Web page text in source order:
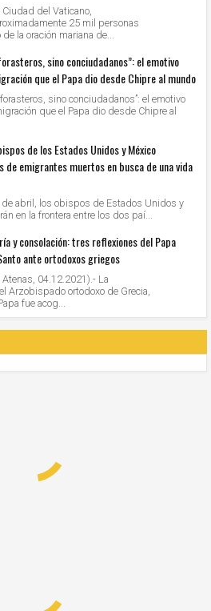
del Vaticano,
25 mil personas
la oración mariana de...
sino conciudadanos”: el emotivo
que el Papa dio desde Chipre al mundo
sino conciudadanos”: el emotivo
que el Papa dio desde Chipre al
de los Estados Unidos y México
emigrantes muertos en busca de una vida
abril, los obispos de Estados Unidos y
en la frontera entre los dos paí...
y consolación: tres reflexiones del Papa
ante ortodoxos griegos
04.12.2021).- La
Arzobispado ortodoxo de Grecia,
fue acog...